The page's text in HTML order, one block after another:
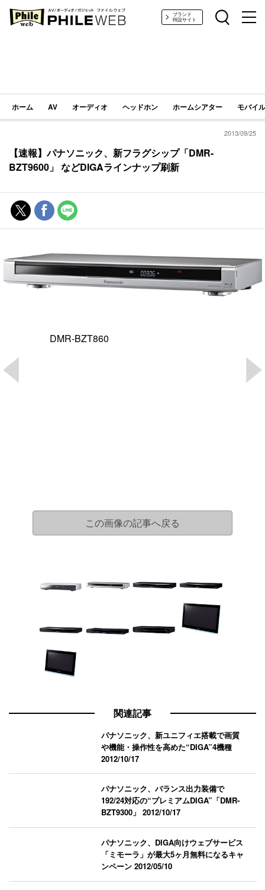
PHILE WEB｜AV/オーディオ/ガジェットブランド
特設サイト
ホーム AV オーディオ ヘッドホン ホームシアター モバイ
2013/09/25
【速報】パナソニック、新フラグシップ「DMR-
BZT9600」 などDIGAラインナップ刷新
DMR-BZT860
この画像の記事へ戻る
関連記事
パナソニック、新ユニフィエ搭載で画質
や機能・操作性を高めた“DIGA”4機種
2012/10/17
パナソニック、バランス出力装備で
192/24対応の“プレミアムDIGA”「DMR-
BZT9300」2012/10/17
パナソニック、DIGA向けウェブサービス
「ミモーラ」が最大5ヶ月無料になるキャ
ンペーン2012/05/10